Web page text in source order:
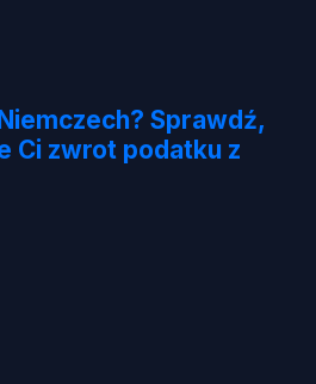
Sprawdź,
Ci zwrot podatku z